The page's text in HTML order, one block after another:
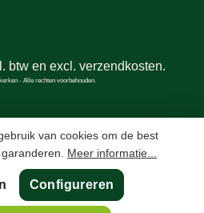
btw en excl. verzendkosten.
- Alle rechten voorbehouden.
van cookies om de best
Meer informatie...
Configureren